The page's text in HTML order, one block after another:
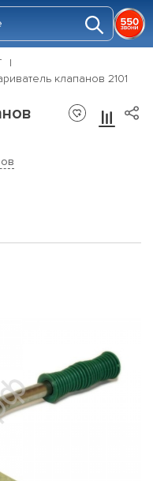
клапанов 2101